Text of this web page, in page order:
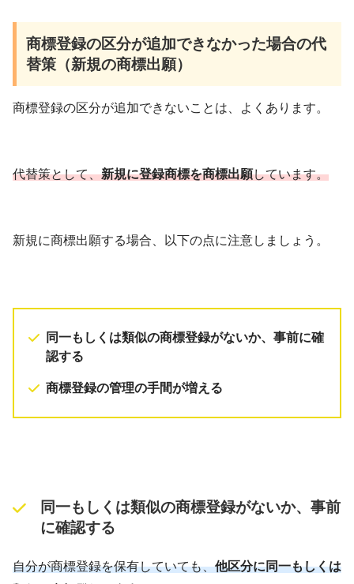
商標登録の区分が追加できなかった場合の代
替策（新規の商標出願）
商標登録の区分が追加できないことは、よくあります。
代替策として、新規に登録商標を商標出願しています。
新規に商標出願する場合、以下の点に注意しましょう。
同一もしくは類似の商標登録がないか、事前に確
認する
商標登録の管理の手間が増える
同一もしくは類似の商標登録がないか、事前
に確認する
自分が商標登録を保有していても、他区分に同一もしくは